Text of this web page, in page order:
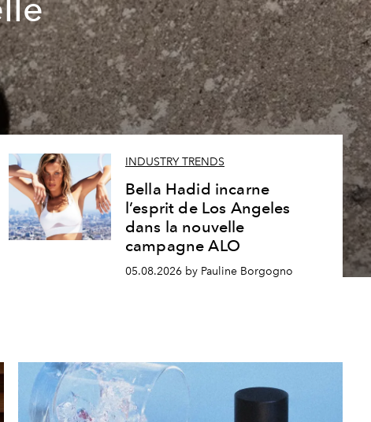
INDUSTRY TRENDS
Bella Hadid incarne
l’esprit de Los Angeles
dans la nouvelle
campagne ALO
05.08.2026 by Pauline Borgogno